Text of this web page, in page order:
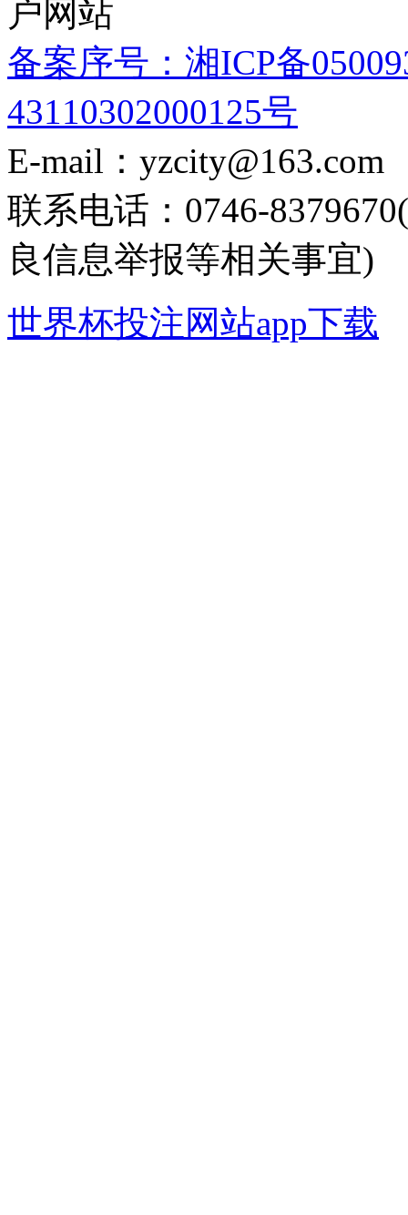
户网站
备案序号：湘ICP备
43110302000125号
E-mail：yzcity@163.com
联系电话：0746-
良信息举报等相关事宜)
世界杯投注网站app下载